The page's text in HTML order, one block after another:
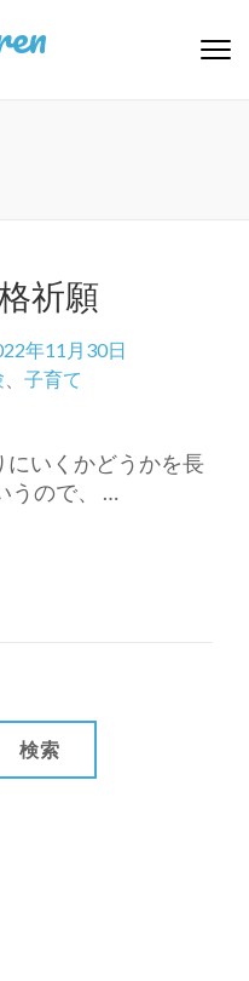
祈願
年11月30日
子育て
いくかどうかを長
うので、 …
検索